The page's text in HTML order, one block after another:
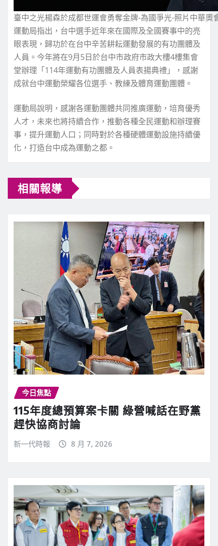
臺中之光楊森於成都世運會勇奪金牌-為國爭光-照片中華奧
運動局指出，台中選手近年來在國際及全國賽事中的亮
眼表現，歸功於在台中辛苦耕耘運動發展的有功團體及
人員。今年將在9月5日於台中市政府市政大樓4樓集會
堂辦理「114年運動有功團體及人員表揚典禮」，感謝
成就台中運動榮耀各位選手、教練及體育運動團體。
運動局說明，感謝各運動團體共同推廣運動，培育優秀
人才，未來也將持續合作，推動各種全民運動和辦理賽
事，提升運動人口；同時對於各種硬體運動設施持續優
化，打造台中成為運動之都。
相關報導
今日焦點
115年度總預算案卡關 綠營喊話在野黨
趕快協商討論
新一代時報 8 月 7, 2026